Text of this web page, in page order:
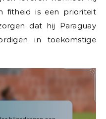
fitheid is een prioriteit
dat hij Paraguay
in toekomstige